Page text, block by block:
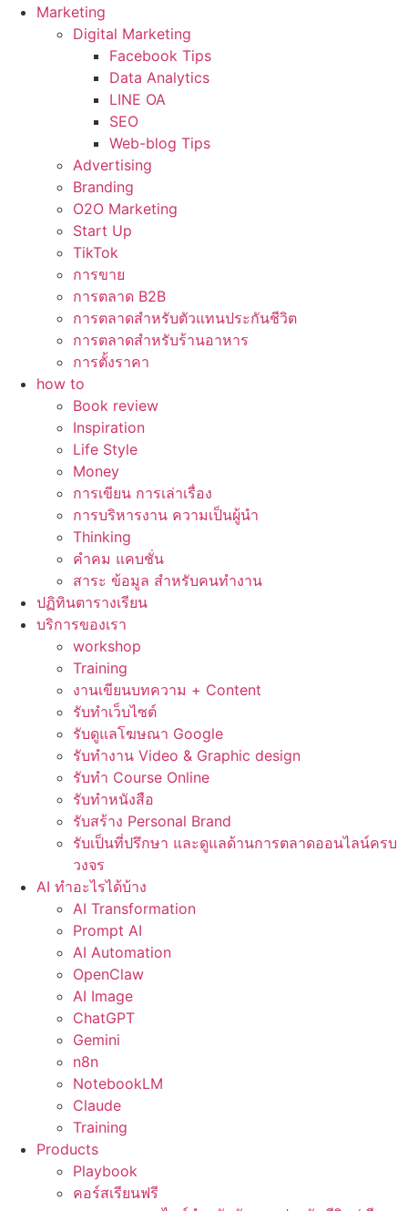
Marketing
Digital Marketing
Facebook Tips
Data Analytics
LINE OA
SEO
Web-blog Tips
Advertising
Branding
O2O Marketing
Start Up
TikTok
การขาย
การตลาด B2B
การตลาดสำหรับตัวแทนประกันชีวิต
การตลาดสำหรับร้านอาหาร
การตั้งราคา
how to
Book review
Inspiration
Life Style
Money
การเขียน การเล่าเรื่อง
การบริหารงาน ความเป็นผู้นำ
Thinking
คำคม แคบชั่น
สาระ ข้อมูล สำหรับคนทำงาน
ปฏิทินตารางเรียน
บริการของเรา
workshop
Training
งานเขียนบทความ + Content
รับทำเว็บไซต์
รับดูแลโฆษณา Google
รับทำงาน Video & Graphic design
รับทำ Course Online
รับทำหนังสือ
รับสร้าง Personal Brand
รับเป็นที่ปรึกษา และดูแลด้านการตลาดออนไลน์ครบ
วงจร
AI ทำอะไรได้บ้าง
AI Transformation
Prompt AI
AI Automation
OpenClaw
AI Image
ChatGPT
Gemini
n8n
NotebookLM
Claude
Training
Products
Playbook
คอร์สเรียนฟรี